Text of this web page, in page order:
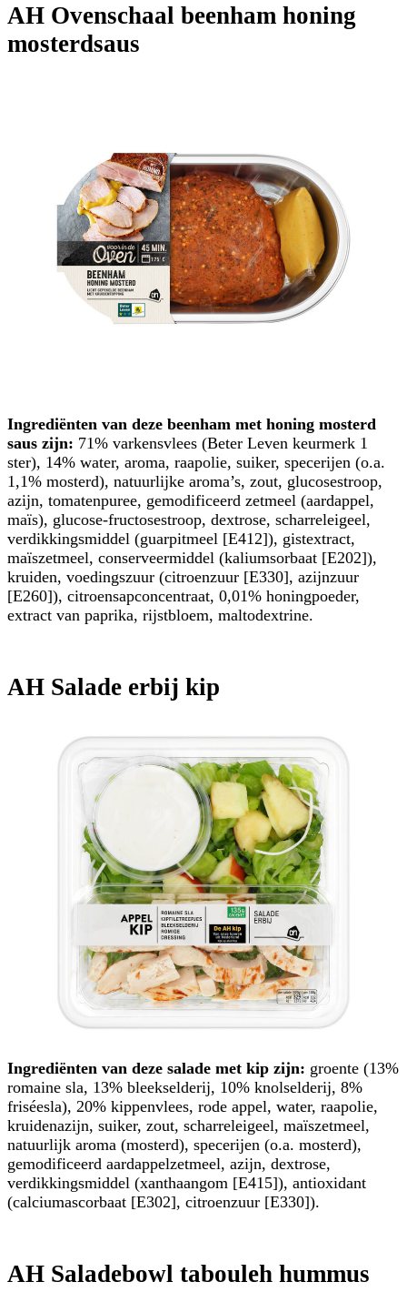
AH Ovenschaal beenham honing
mosterdsaus
Ingrediënten van deze beenham met honing mosterd
saus zijn: 71% varkensvlees (Beter Leven keurmerk 1
ster), 14% water, aroma, raapolie, suiker, specerijen (o.a.
1,1% mosterd), natuurlijke aroma’s, zout, glucosestroop,
azijn, tomatenpuree, gemodificeerd zetmeel (aardappel,
maïs), glucose-fructosestroop, dextrose, scharreleigeel,
verdikkingsmiddel (guarpitmeel [E412]), gistextract,
maïszetmeel, conserveermiddel (kaliumsorbaat [E202]),
kruiden, voedingszuur (citroenzuur [E330], azijnzuur
[E260]), citroensapconcentraat, 0,01% honingpoeder,
extract van paprika, rijstbloem, maltodextrine.
AH Salade erbij kip
Ingrediënten van deze salade met kip zijn: groente (13%
romaine sla, 13% bleekselderij, 10% knolselderij, 8%
friséesla), 20% kippenvlees, rode appel, water, raapolie,
kruidenazijn, suiker, zout, scharreleigeel, maïszetmeel,
natuurlijk aroma (mosterd), specerijen (o.a. mosterd),
gemodificeerd aardappelzetmeel, azijn, dextrose,
verdikkingsmiddel (xanthaangom [E415]), antioxidant
(calciumascorbaat [E302], citroenzuur [E330]).
AH Saladebowl tabouleh hummus